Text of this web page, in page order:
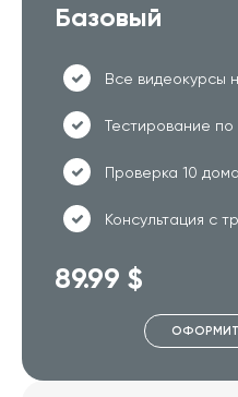
Базовый
Все видеокурсы
Тестирование по
Проверка 10
Консультация с
89.99 $